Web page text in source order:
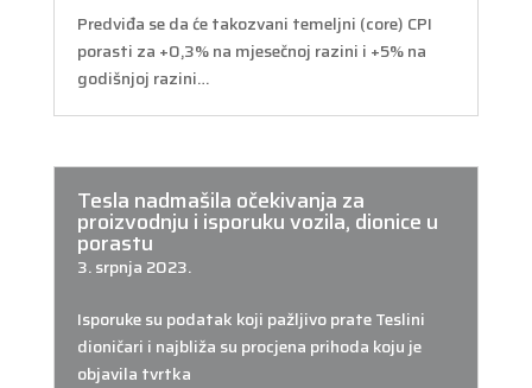
Predviđa se da će takozvani temeljni (core) CPI
porasti za +0,3% na mjesečnoj razini i +5% na
godišnjoj razini…
Tesla nadmašila očekivanja za
proizvodnju i isporuku vozila, dionice u
porastu
3. srpnja 2023.
Isporuke su podatak koji pažljivo prate Teslini
dioničari i najbliža su procjena prihoda koju je
objavila tvrtka